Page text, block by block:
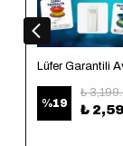
Lüfer Garantili
%19
₺
₺